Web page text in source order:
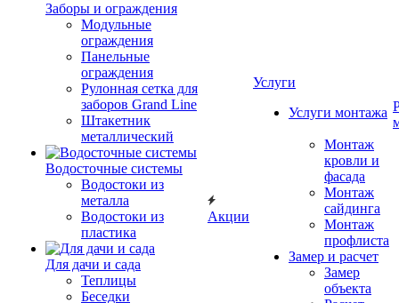
Заборы и ограждения
Модульные
ограждения
Панельные
ограждения
Рулонная сетка для
заборов Grand Line
Штакетник
металлический
Водосточные системы
Водостоки из
металла
Водостоки из
пластика
Для дачи и сада
Теплицы
Беседки
Акции
Услуги
Услуги монтажа
Монтаж
кровли и
фасада
Монтаж
сайдинга
Монтаж
профлиста
Замер и расчет
Замер
объекта